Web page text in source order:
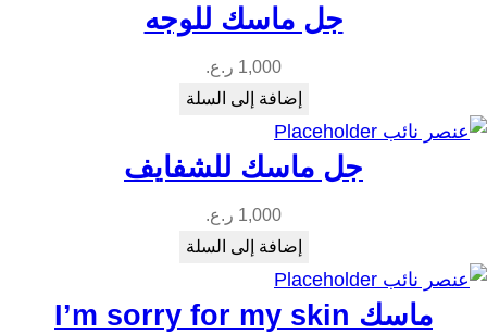
جل ماسك للوجه
1,000 ر.ع.
إضافة إلى السلة
جل ماسك للشفايف
1,000 ر.ع.
إضافة إلى السلة
ماسك I’m sorry for my skin